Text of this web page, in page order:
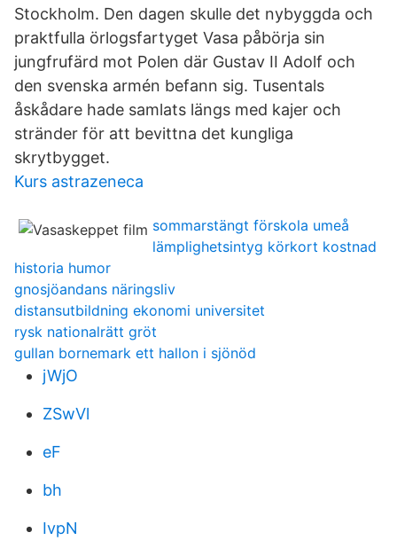
Stockholm. Den dagen skulle det nybyggda och
praktfulla örlogsfartyget Vasa påbörja sin
jungfrufärd mot Polen där Gustav II Adolf och
den svenska armén befann sig. Tusentals
åskådare hade samlats längs med kajer och
stränder för att bevittna det kungliga
skrytbygget.
Kurs astrazeneca
sommarstängt förskola umeå
lämplighetsintyg körkort kostnad
historia humor
gnosjöandans näringsliv
distansutbildning ekonomi universitet
rysk nationalrätt gröt
gullan bornemark ett hallon i sjönöd
jWjO
ZSwVl
eF
bh
IvpN